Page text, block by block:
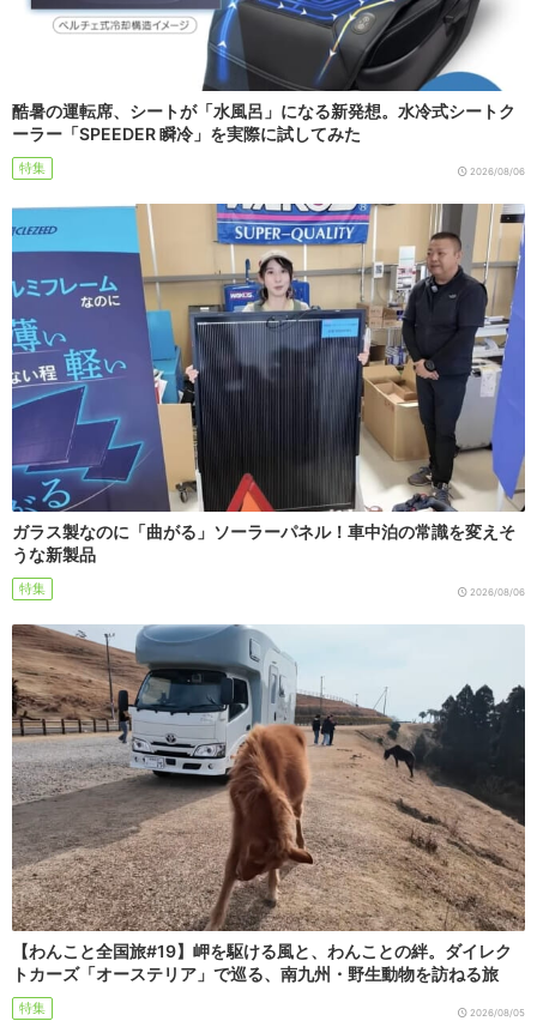
酷暑の運転席、シートが「水風呂」になる新発想。水冷式シートク
ーラー「SPEEDER 瞬冷」を実際に試してみた
特集 2026/08/06
ガラス製なのに「曲がる」ソーラーパネル！車中泊の常識を変えそ
うな新製品
特集 2026/08/06
【わんこと全国旅#19】岬を駆ける風と、わんことの絆。ダイレク
トカーズ「オーステリア」で巡る、南九州・野生動物を訪ねる旅
特集 2026/08/05